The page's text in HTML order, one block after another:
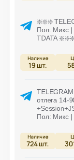
❇️❇️❇️
Пол: Микс
TDATA
19 шт.
отлега 14-
Пол: Микс |
724шт.